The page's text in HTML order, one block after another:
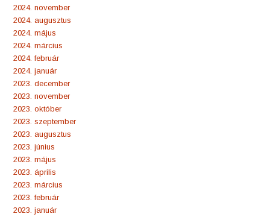
2024. november
2024. augusztus
2024. május
2024. március
2024. február
2024. január
2023. december
2023. november
2023. október
2023. szeptember
2023. augusztus
2023. június
2023. május
2023. április
2023. március
2023. február
2023. január